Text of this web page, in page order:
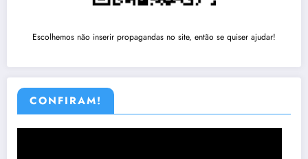
Escolhemos não inserir propagandas no site, então se quiser ajudar!
CONFIRAM!